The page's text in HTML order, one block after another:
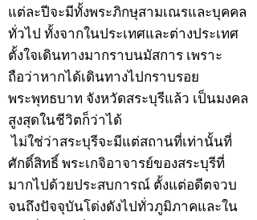
แต่ละปีจะมีทั้งพระภิกษุสามเณรและบุคคล
ทั่วไป ทั้งจากในประเทศและต่างประเทศ
ตั้งใจเดินทางมากราบนมัสการ เพราะ
ถือว่าหากได้เดินทางไปกราบรอย
พระพุทธบาท จังหวัดสระบุรีแล้ว เป็นมงคล
สูงสุดในชีวิตก็ว่าได้
ไม่ใช่ว่าสระบุรีจะมีแต่สถานที่เท่านั้นที่
ศักดิ์สิทธิ์ พระเกจิอาจารย์ของสระบุรีที่
มากไปด้วยประสบการณ์ ตั้งแต่อดีตจวบ
จนถึงปัจจุบันโด่งดังไปทั่วภูมิภาคและใน